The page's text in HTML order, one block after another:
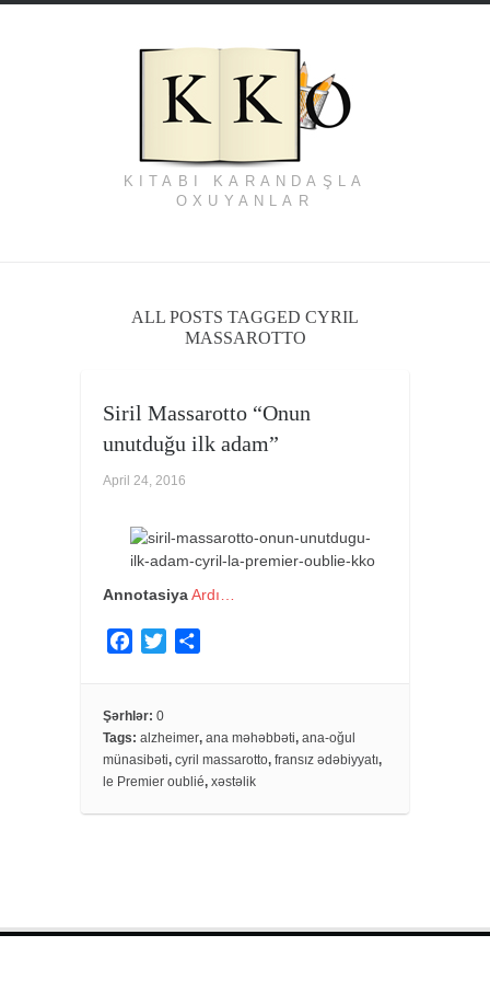
KITABI KARANDAŞLA
OXUYANLAR
ALL POSTS TAGGED CYRIL
MASSAROTTO
Siril Massarotto “Onun
unutduğu ilk adam”
April 24, 2016
AnnotasiyaArdı…
e
b
o
o
k
t
e
r
e
Şərhlər: 0
Tags: alzheimer, ana məhəbbəti, ana-oğul
münasibəti, cyril massarotto, fransız ədəbiyyatı,
le Premier oublié, xəstəlik